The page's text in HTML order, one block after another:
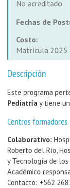
No acreditado
Fechas de
Costo:
Matrícula 2025
Descripción
Este programa
Pediatría y tiene
Centros formadores
Colaborativo:
Roberto del Río,
y Tecnología de
Académico
Contacto: +562